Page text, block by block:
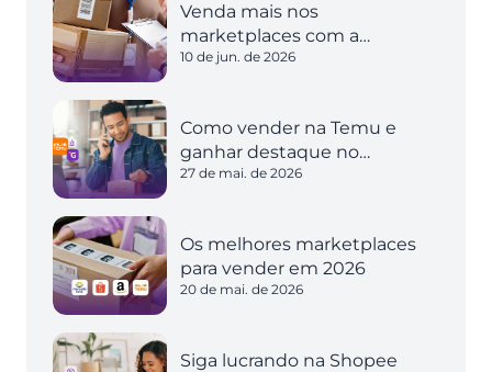
Venda mais nos
marketplaces com a
expedição inteligente
10 de jun. de 2026
Como vender na Temu e
ganhar destaque no
marketplace
27 de mai. de 2026
Os melhores marketplaces
para vender em 2026
20 de mai. de 2026
Siga lucrando na Shopee